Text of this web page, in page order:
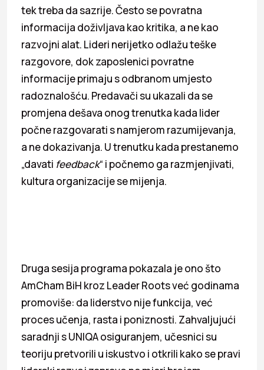
tek treba da sazrije. Često se povratna
informacija doživljava kao kritika, a ne kao
razvojni alat. Lideri nerijetko odlažu teške
razgovore, dok zaposlenici povratne
informacije primaju s odbranom umjesto
radoznalošću. Predavači su ukazali da se
promjena dešava onog trenutka kada lider
počne razgovarati s namjerom razumijevanja,
a ne dokazivanja. U trenutku kada prestanemo
„davati feedback“ i počnemo ga razmjenjivati,
kultura organizacije se mijenja.
Druga sesija programa pokazala je ono što
AmCham BiH kroz Leader Roots već godinama
promoviše: da liderstvo nije funkcija, već
proces učenja, rasta i poniznosti. Zahvaljujući
saradnji s UNIQA osiguranjem, učesnici su
teoriju pretvorili u iskustvo i otkrili kako se pravi